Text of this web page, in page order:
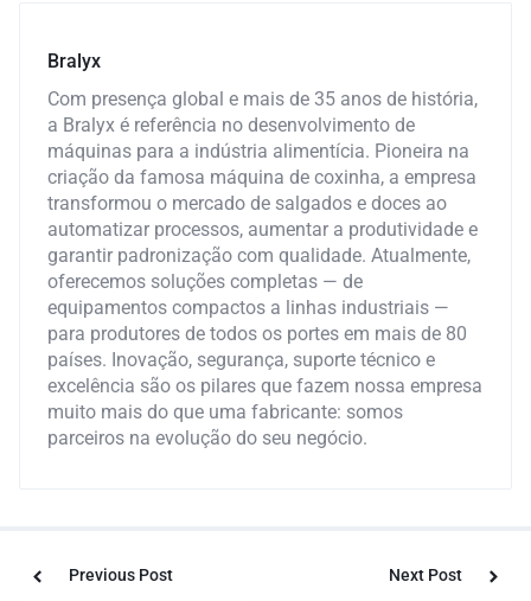
Bralyx
Com presença global e mais de 35 anos de história,
a Bralyx é referência no desenvolvimento de
máquinas para a indústria alimentícia. Pioneira na
criação da famosa máquina de coxinha, a empresa
transformou o mercado de salgados e doces ao
automatizar processos, aumentar a produtividade e
garantir padronização com qualidade. Atualmente,
oferecemos soluções completas — de
equipamentos compactos a linhas industriais —
para produtores de todos os portes em mais de 80
países. Inovação, segurança, suporte técnico e
excelência são os pilares que fazem nossa empresa
muito mais do que uma fabricante: somos
parceiros na evolução do seu negócio.
Previous Post Next Post